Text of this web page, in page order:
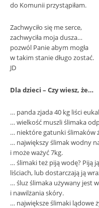
do Komunii przystąpiłam.
Zachwyciło się me serce,
zachwyciła moja dusza…
pozwól Panie abym mogła
w takim stanie długo zostać.
JD
Dla dzieci – Czy wiesz, że…
… panda zjada 40 kg liści
… wielkość muszli ślimaka
… niektóre gatunki ślimaków
… największy ślimak wodny
i może ważyć 7kg.
… ślimaki też piją wodę? Piją
liściach, lub dostarczają ją
… śluz ślimaka używany jest
i nawilżania skóry.
… największe ślimaki lądowe